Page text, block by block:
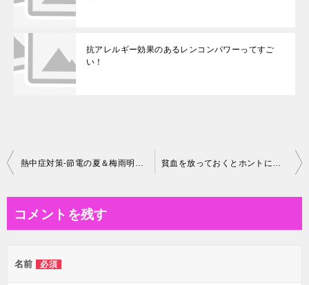
抗アレルギー効果のあるレンコンパワーってすご
い！
投
ビ
ー
熱中症対策-節電の夏＆梅雨明けがキケン！ 貧血を放っておくとホントにコワい！その理由とは。。。
コメントを残す
名前 必須